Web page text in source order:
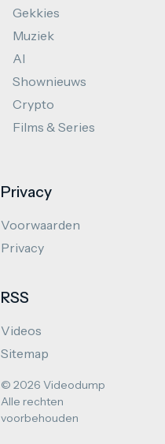
Gekkies
Muziek
AI
Shownieuws
Crypto
Films & Series
Privacy
Voorwaarden
Privacy
RSS
Videos
Sitemap
© 2026 Videodump
Alle rechten
voorbehouden